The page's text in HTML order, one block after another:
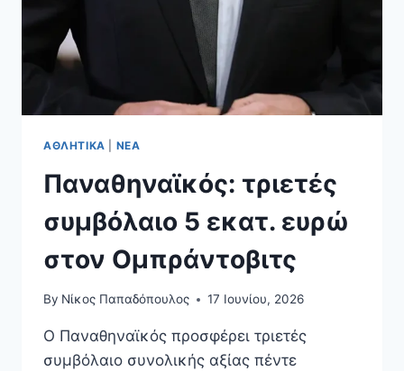
ΛΟΓΑΡΙΑΣΜΌ
ΑΣΦΆΛΙΣΗΣ
ΑΘΛΗΤΙΚΆ ΝΈΑ
Παναθηναϊκός: τριετές
συμβόλαιο 5 εκατ. ευρώ
στον Ομπράντοβιτς
By Νίκος Παπαδόπουλος 17 Ιουνίου, 2026
Ο Παναθηναϊκός προσφέρει τριετές
συμβόλαιο συνολικής αξίας πέντε